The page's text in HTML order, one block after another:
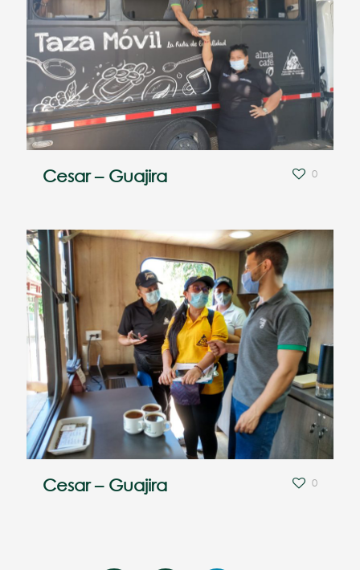
Cesar – Guajira 0
Cesar – Guajira 0